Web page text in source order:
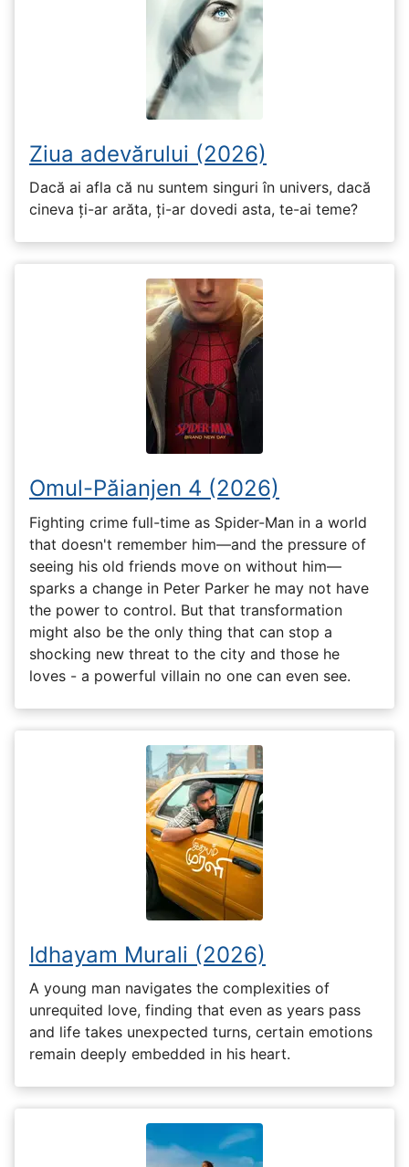
Ziua adevărului (2026)
Dacă ai afla că nu suntem singuri în univers, dacă
cineva ți-ar arăta, ți-ar dovedi asta, te-ai teme?
Omul-Păianjen 4 (2026)
Fighting crime full-time as Spider-Man in a world
that doesn't remember him—and the pressure of
seeing his old friends move on without him—
sparks a change in Peter Parker he may not have
the power to control. But that transformation
might also be the only thing that can stop a
shocking new threat to the city and those he
loves - a powerful villain no one can even see.
Idhayam Murali (2026)
A young man navigates the complexities of
unrequited love, finding that even as years pass
and life takes unexpected turns, certain emotions
remain deeply embedded in his heart.